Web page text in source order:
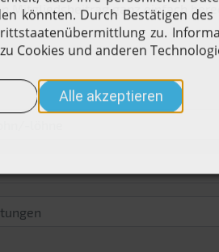
Mitgliedsbeitrag ganz einfach